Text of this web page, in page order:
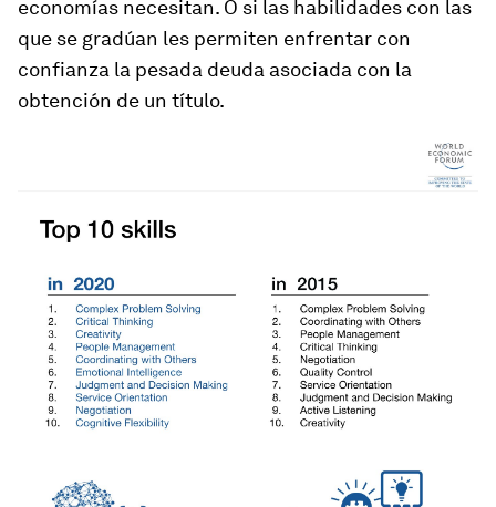
economías necesitan. O si las habilidades con las
que se gradúan les permiten enfrentar con
confianza la pesada deuda asociada con la
obtención de un título.